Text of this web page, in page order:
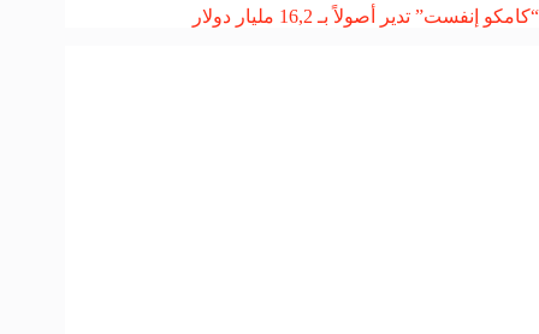
“كامكو إنفست” تدير أصولاً بـ 16,2 مليار دولار